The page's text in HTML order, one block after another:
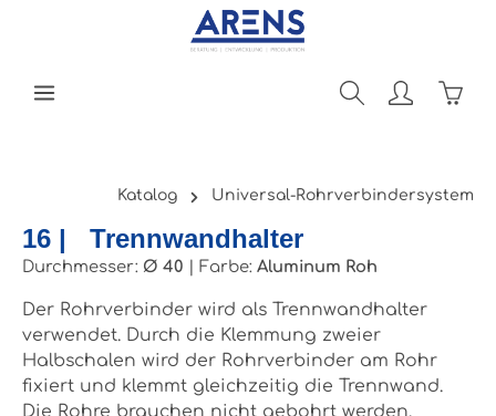
Zum Hauptinhalt springen
Katalog Universal-Rohrverbindersystem
16 | Trennwandhalter
Durchmesser: Ø 40 Farbe: Aluminum Roh
Der Rohrverbinder wird als Trennwandhalter
verwendet. Durch die Klemmung zweier
Halbschalen wird der Rohrverbinder am Rohr
fixiert und klemmt gleichzeitig die Trennwand.
Die Rohre brauchen nicht gebohrt werden.